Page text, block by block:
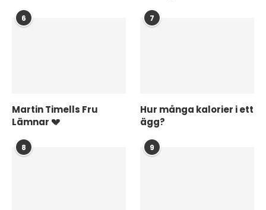
6
Martin Timells Fru
Lämnar 💔
7
Hur många kalorier i ett
ägg?
8 9